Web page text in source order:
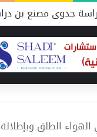
جدوى مصنع بن
الطلق